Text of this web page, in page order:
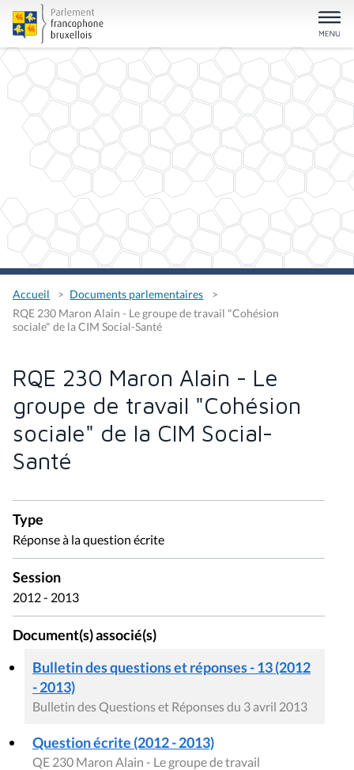
Accueil
Documents parlementaires
RQE 230 Maron Alain - Le groupe de travail "Cohésion
sociale" de la CIM Social-Santé
RQE 230 Maron Alain - Le
groupe de travail "Cohésion
sociale" de la CIM Social-
Santé
Type
Réponse à la question écrite
Session
2012 - 2013
Document(s) associé(s)
Bulletin des questions et réponses - 13 (2012
- 2013)
Bulletin des Questions et Réponses du 3 avril 2013
Question écrite (2012 - 2013)
QE 230 Maron Alain - Le groupe de travail